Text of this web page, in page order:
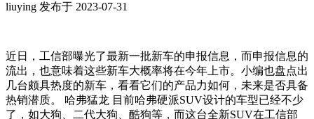
liuying 发布于 2023-07-31
近日，工信部曝光了最新一批新车的申报信息，而申报信息的
流出，也意味着这些新车大概率将在今年上市。小编也盘点出
几台颇具热度的新车，看看它们的产品力如何，未来是否具备
热销潜质。 哈弗猛龙 目前哈弗硬派SUV设计的车型已经不少
了，如大狗、二代大狗、酷狗等，而这台全新SUV在工信部